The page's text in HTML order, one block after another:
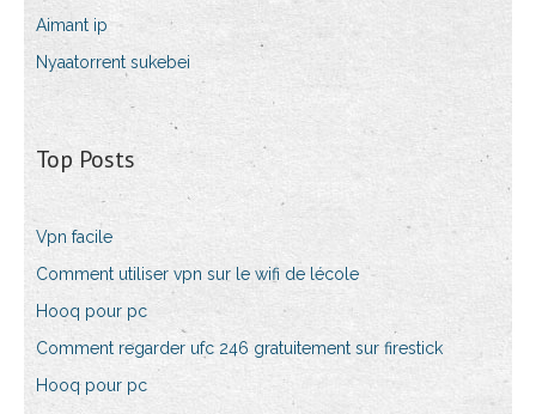
Aimant ip
Nyaatorrent sukebei
Top Posts
Vpn facile
Comment utiliser vpn sur le wifi de lécole
Hooq pour pc
Comment regarder ufc 246 gratuitement sur firestick
Hooq pour pc